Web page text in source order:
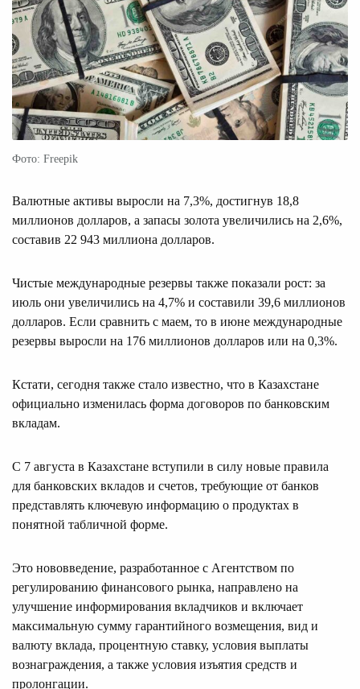
Фото: Freepik
Валютные активы выросли на 7,3%, достигнув 18,8
миллионов долларов, а запасы золота увеличились на 2,6%,
составив 22 943 миллиона долларов.
Чистые международные резервы также показали рост: за
июль они увеличились на 4,7% и составили 39,6 миллионов
долларов. Если сравнить с маем, то в июне международные
резервы выросли на 176 миллионов долларов или на 0,3%.
Кстати, сегодня также стало известно, что в Казахстане
официально изменилась форма договоров по банковским
вкладам.
С 7 августа в Казахстане вступили в силу новые правила
для банковских вкладов и счетов, требующие от банков
представлять ключевую информацию о продуктах в
понятной табличной форме.
Это нововведение, разработанное с Агентством по
регулированию финансового рынка, направлено на
улучшение информирования вкладчиков и включает
максимальную сумму гарантийного возмещения, вид и
валюту вклада, процентную ставку, условия выплаты
вознаграждения, а также условия изъятия средств и
пролонгации.